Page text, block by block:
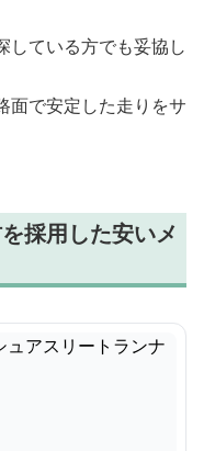
している方でも妥協し
面で安定した走りをサ
採用した安いメ